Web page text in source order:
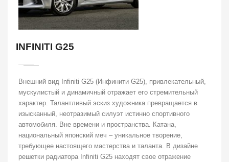
INFINITI G25
Внешний вид Infiniti G25 (Инфинити G25), привлекательный,
мускулистый и динамичный отражает его стремительный
характер. Талантливый эскиз художника превращается в
изысканный, неотразимый силуэт истинно спортивного
автомобиля. Вне времени и пространства. Катана,
национальный японский меч – уникальное творение,
требующее настоящего мастерства и таланта. В дизайне
решетки радиатора Infiniti G25 находят свое отражение